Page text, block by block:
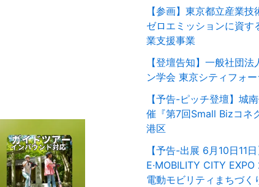
【参画】東京都立産業
ゼロエミッションに資す
業支援事業
【登壇告知】一般社団法
ン学会 東京シティフォ
【予告-ピッチ登壇】城
催『第7回Small Bizコネ
港区
【予告-出展 6月10日11
E·MOBILITY CITY
電動モビリティまちづく